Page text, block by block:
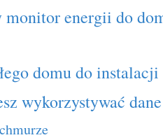
energii do
domu do
wykorzystywać dane